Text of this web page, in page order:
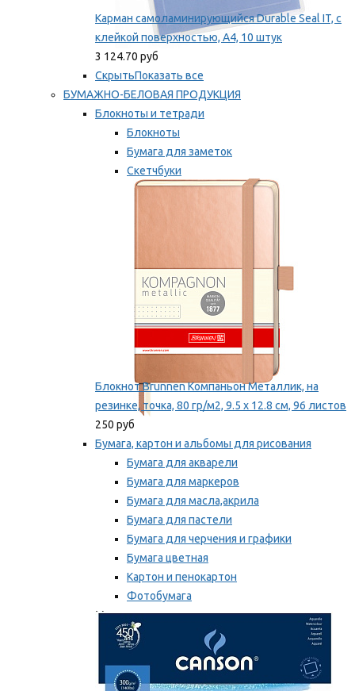
Карман самоламинирующийся Durable Seal IT, с
клейкой поверхностью, A4, 10 штук
3 124.70 руб
СкрытьПоказать все
БУМАЖНО-БЕЛОВАЯ ПРОДУКЦИЯ
Блокноты и тетради
Блокноты
Бумага для заметок
Скетчбуки
Тетради
Блокнот Brunnen Компаньон Металлик, на
резинке, точка, 80 гр/м2, 9.5 х 12.8 см, 96 листов
250 руб
Бумага, картон и альбомы для рисования
Бумага для акварели
Бумага для маркеров
Бумага для масла,акрила
Бумага для пастели
Бумага для черчения и графики
Бумага цветная
Картон и пенокартон
Фотобумага
Мы рекомендуем